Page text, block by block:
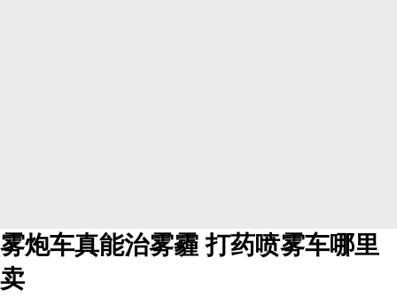
雾炮车真能治雾霾 打药喷雾车哪里
卖